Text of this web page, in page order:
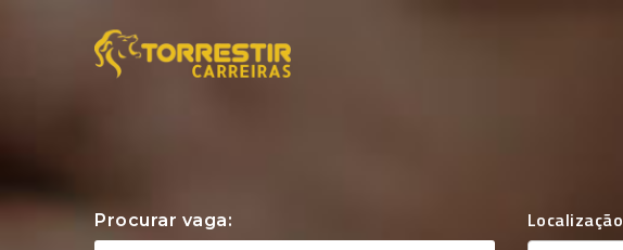
Procurar vaga: Localização